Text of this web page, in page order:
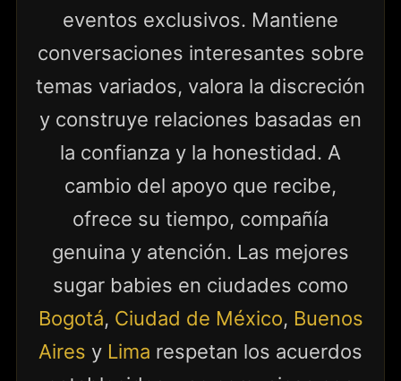
eventos exclusivos. Mantiene
conversaciones interesantes sobre
temas variados, valora la discreción
y construye relaciones basadas en
la confianza y la honestidad. A
cambio del apoyo que recibe,
ofrece su tiempo, compañía
genuina y atención. Las mejores
sugar babies en ciudades como
Bogotá, Ciudad de México, Buenos
Aires y Lima respetan los acuerdos